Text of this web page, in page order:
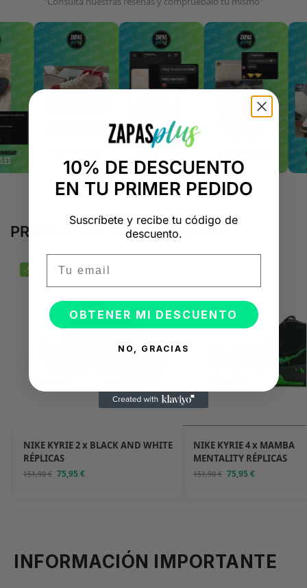
PRODUCTOS RELACIONADOS
-50%
NIKE KYRIE 2 x BLACK AND WHITE
RÉPLICAS
151,90€ 75,95€
NIKE KYRIE 4 x MAMBA
MENTALITY RÉPLICAS
151,90€ 75,95€
INFORMACIÓN IMPORTANTE
10% DE DESCUENTO
EN TU PRIMER PEDIDO
Suscríbete y recibe tu código de
descuento.
OBTENER MI DESCUENTO
NO, GRACIAS